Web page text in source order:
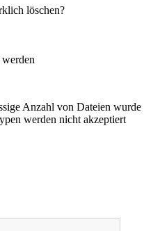
löschen?
Anzahl von Dateien wurde
werden nicht akzeptiert